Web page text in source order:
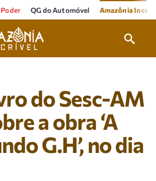
Poder QG do Automóvel Amazônia
do Sesc-AM
a obra ‘A
G.H’, no dia